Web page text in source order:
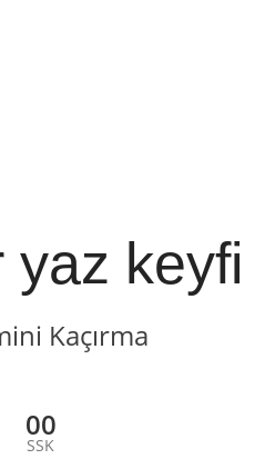
yaz keyfi
Kaçırma
00
SSK